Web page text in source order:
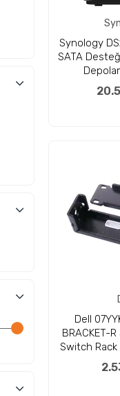
Synology
SATA
Dell
BRACKET-
Switch